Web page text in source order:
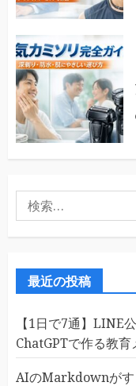
索:
最近の投稿
【1日で7通】LINE
ChatGPTで作る教
AIのMarkdownがす